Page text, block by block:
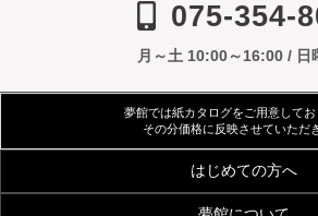
075-354-
月～土 10:00～16:00 / 日
夢館では紙カタログをご用意してお
その分価格に反映させていただ
はじめての方へ